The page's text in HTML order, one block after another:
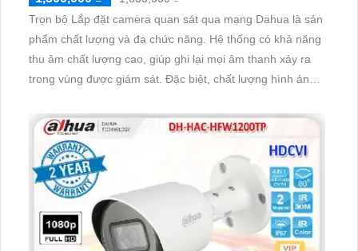
Trọn bộ Lắp đặt camera quan sát qua mạng Dahua là sản
phẩm chất lượng và đa chức năng. Hệ thống có khả năng
thu âm chất lượng cao, giúp ghi lại mọi âm thanh xảy ra
trong vùng được giám sát. Đặc biệt, chất lượng hình ảnh
mọi chi tiết một cách rõ ràng. Khả năng giám sát từ xa
cũng là một ưu điểm đáng kể với độ ổn định cao